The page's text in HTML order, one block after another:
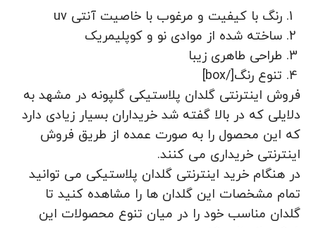
رنگ با کیفیت و مرغوب با خاصیت آنتی uv
ساخته شده از موادی نو و کوپلیمریک
طراحی طاهری زیبا
تنوع رنگ[/box]
فروش اینترنتی گلدان پلاستیکی گلپونه در مشهد به
دلایلی که در بالا گفته شد خریداران بسیار زیادی دارد
که این محصول را به صورت عمده از طریق فروش
اینترنتی خریداری می کنند.
در هنگام خرید اینترنتی گلدان پلاستیکی می توانید
تمام مشخصات این گلدان ها را مشاهده کنید تا
گلدان مناسب خود را در میان تنوع محصولات این